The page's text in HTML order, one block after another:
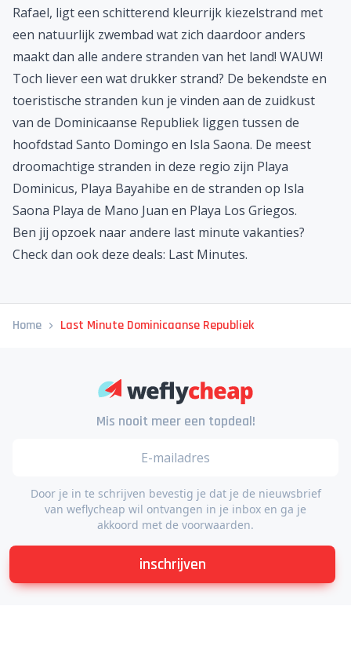
Rafael, ligt een schitterend kleurrijk kiezelstrand met
een natuurlijk zwembad wat zich daardoor anders
maakt dan alle andere stranden van het land! WAUW!
Toch liever een wat drukker strand? De bekendste en
toeristische stranden kun je vinden aan de zuidkust
van de Dominicaanse Republiek liggen tussen de
hoofdstad Santo Domingo en Isla Saona. De meest
droomachtige stranden in deze regio zijn Playa
Dominicus, Playa Bayahibe en de stranden op Isla
Saona Playa de Mano Juan en Playa Los Griegos.
Ben jij opzoek naar andere last minute vakanties?
Check dan ook deze deals: Last Minutes.
Home Last Minute Dominicaanse Republiek
Mis nooit meer een topdeal!
Door je in te schrijven bevestig je dat je de nieuwsbrief
van weflycheap wil ontvangen in je inbox en ga je
akkoord met de voorwaarden.
inschrijven